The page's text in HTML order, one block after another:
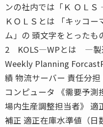
ンの社内では「Ｋ ＯＬＳ
ＫＯＬＳとは 「キッコ
ム」の 頭文字をとったも
2 KOLS―WPとは ―製
Weekly Planning
績 物流サーバー 責任分
コンピュータ 《需要予測
場内生産調整担当者》 適
補正 適正在庫水準値（日